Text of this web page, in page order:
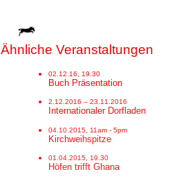
Ähnliche Veranstaltungen
02.12.16, 19.30
Buch Präsentation
2.12.2016 – 23.11.2016
Internationaler Dorfladen
04.10.2015, 11am - 5pm
Kirchweihspitze
01.04.2015, 19.30
Höfen trifft Ghana